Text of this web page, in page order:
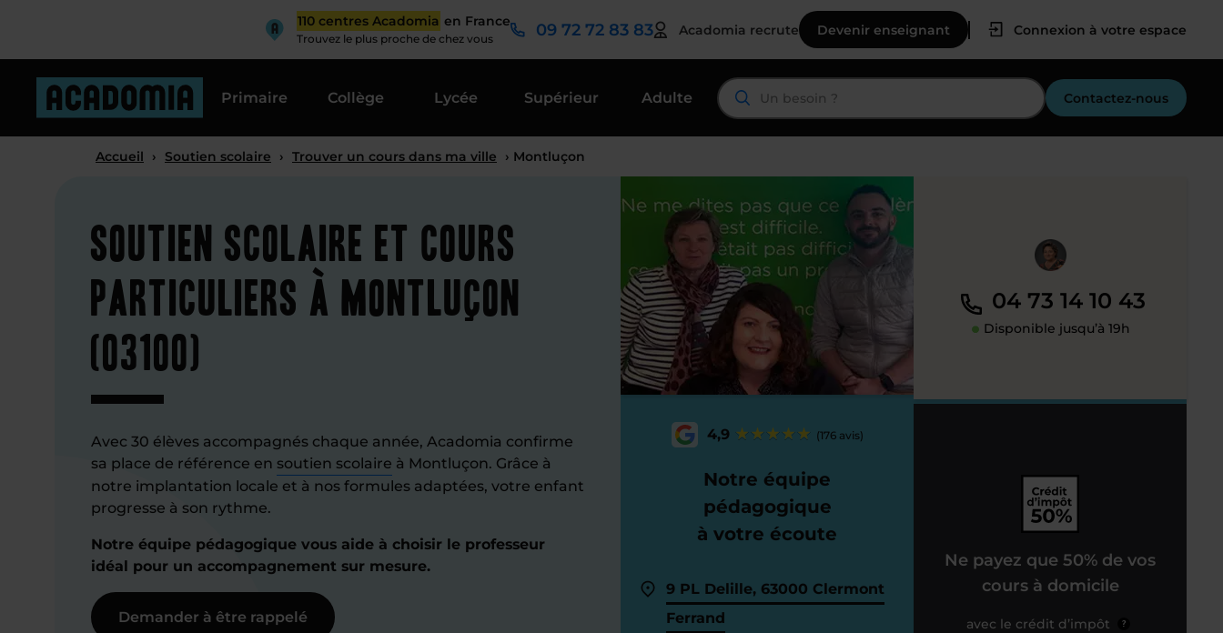
110 centres Acadomia en France
Trouvez le plus proche de chez vous 09 72 72 83 83 Acadomia recrute Devenir enseignant Connexion à votre espace
Primaire Collège Lycée Supérieur Adulte Contactez-nous
Accueil › Soutien scolaire › Trouver un cours dans ma ville › Montluçon
Soutien scolaire et cours
particuliers à Montluçon
(03100)
Avec 30 élèves accompagnés chaque année, Acadomia confirme
sa place de référence en soutien scolaire à Montluçon. Grâce à
notre implantation locale et à nos formules adaptées, votre enfant
progresse à son rythme.
Notre équipe pédagogique vous aide à choisir le professeur
idéal pour un accompagnement sur mesure.
Demander à être rappelé
4,9 (176 avis)
Notre équipe
pédagogique
à votre écoute
9 PL Delille, 63000 Clermont
Ferrand
04 73 14 10 43
Disponible jusqu’à 19h
Ne payez que 50% de vos
cours à domicile
avec le crédit d’impôt ?